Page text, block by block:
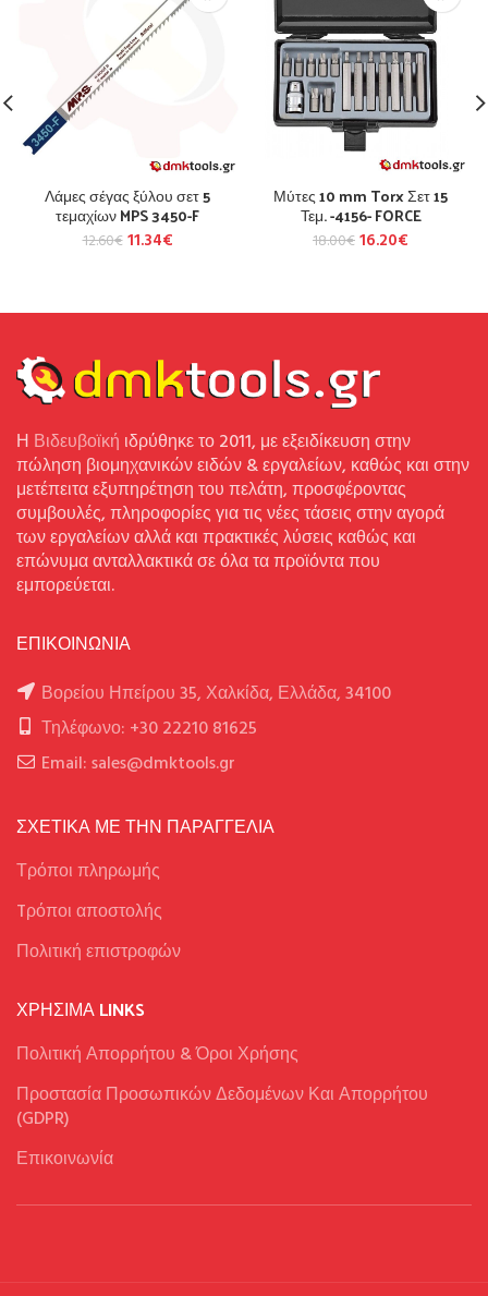
Λάμες σέγας ξύλου σετ 5
τεμαχίων MPS 3450-F
12.60€ 11.34€
Μύτες 10 mm Torx Σετ 15
Τεμ. -4156- FORCE
18.00€16.20€
Η Βιδευβοϊκή ιδρύθηκε το 2011, με εξειδίκευση στην
πώληση βιομηχανικών ειδών & εργαλείων, καθώς και στην
μετέπειτα εξυπηρέτηση του πελάτη, προσφέροντας
συμβουλές, πληροφορίες για τις νέες τάσεις στην αγορά
των εργαλείων αλλά και πρακτικές λύσεις καθώς και
επώνυμα ανταλλακτικά σε όλα τα προϊόντα που
εμπορεύεται.
ΕΠΙΚΟΙΝΩΝΙΑ
Βορείου Ηπείρου 35, Χαλκίδα, Ελλάδα, 34100
Τηλέφωνο: +30 22210 81625
Email: sales@dmktools.gr
ΣΧΕΤΙΚΑ ΜΕ ΤΗΝ ΠΑΡΑΓΓΕΛΙΑ
Τρόποι πληρωμής
Tρόποι αποστολής
Πολιτική επιστροφών
ΧΡΉΣΙΜΑ LINKS
Πολιτική Απορρήτου & Όροι Χρήσης
Προστασία Προσωπικών Δεδομένων Και Απορρήτου
(GDPR)
Επικοινωνία